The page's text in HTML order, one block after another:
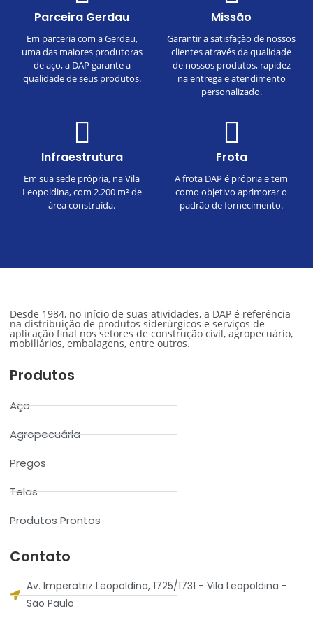
Parceira Gerdau
Em parceria com a Gerdau,
uma das maiores produtoras
de aço, a DAP garante a
qualidade de seus produtos.
Missão
Garantir a satisfação de nossos
clientes através da qualidade
de nossos produtos, rapidez
na entrega e atendimento
personalizado.
Infraestrutura
Em sua sede própria, na Vila
Leopoldina, com 2.200 m² de
área construída.
Frota
A frota DAP é própria e tem
como objetivo aprimorar o
padrão de fornecimento.
Desde 1984, no início de suas atividades, a DAP é referência
na distribuição de produtos siderúrgicos e serviços de
aplicação final nos setores de construção civil, agropecuário,
mobiliários, embalagens, entre outros.
Produtos
Aço
Agropecuária
Pregos
Telas
Produtos Prontos
Contato
Av. Imperatriz Leopoldina, 1725/1731 - Vila Leopoldina -
São Paulo